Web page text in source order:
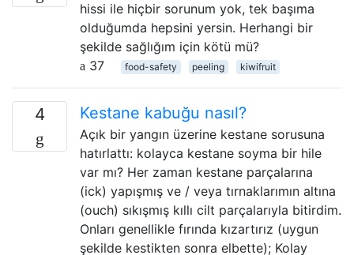
hissi ile hiçbir sorunum yok, tek başıma
olduğumda hepsini yersin. Herhangi bir
şekilde sağlığım için kötü mü?
37
food-safety peeling kiwifruit
4 Kestane kabuğu nasıl?
Açık bir yangın üzerine kestane sorusuna
hatırlattı: kolayca kestane soyma bir hile
var mı? Her zaman kestane parçalarına
(ick) yapışmış ve / veya tırnaklarımın altına
(ouch) sıkışmış kıllı cilt parçalarıyla bitirdim.
Onları genellikle fırında kızartırız (uygun
şekilde kestikten sonra elbette); Kolay